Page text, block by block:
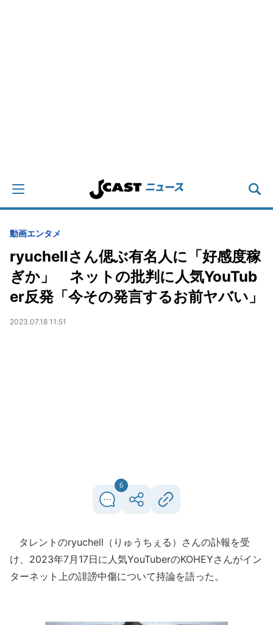
動画エンタメ
ryuchellさん偲ぶ有名人に「好感度稼
ぎか」 ネットの批判に人気YouTub
er反発「今その発言するお前ヤバい」
2023.07.18 11:51
6
タレントのryuchell（りゅうちぇる）さんの訃報を受
け、2023年7月17日に人気YouTuberのKOHEYさんがイン
ターネット上の誹謗中傷について持論を語った。